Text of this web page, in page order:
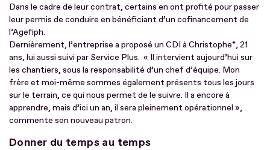
Dans le cadre de leur contrat, certains en ont profité pour passer
leur permis de conduire en bénéficiant d’un cofinancement de
l’Agefiph.
Dernièrement, l’entreprise a proposé un CDI à Christophe*, 21
ans, lui aussi suivi par Service Plus. « Il intervient aujourd’hui sur
les chantiers, sous la responsabilité d’un chef d’équipe. Mon
frère et moi-même sommes également présents tous les jours
sur le terrain, ce qui nous permet de le suivre. Il a encore à
apprendre, mais d’ici un an, il sera pleinement opérationnel »,
commente son nouveau patron.
Donner du temps au temps